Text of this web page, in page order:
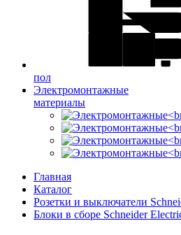
пол
Электромонтажные
материалы
Главная
Каталог
Розетки и выключатели
Блоки в сборе Schneider